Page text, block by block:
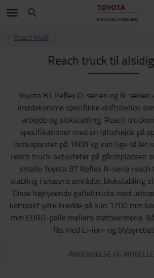
Reach truck
Reach truck til
Toyota BT Reflex O-serien og N-
imødekomme specifikke driftsbehov
arbejde og blokstabling. Reach
specifikationer med en løftehøjde på
lastkapacitet på 1600 kg kan lige så let
reach truck-aktiviteter på gårdspladsen
smalle Toyota BT Reflex N-serie
stabling i snævre områder, blokstabling
Disse højtydende gaffeltrucks med
kompakt ydre bredde på kun 1200 mm
mm EURO-palle mellem støttearmene.
fås med Li-ion- og
ANVENDELSE OG